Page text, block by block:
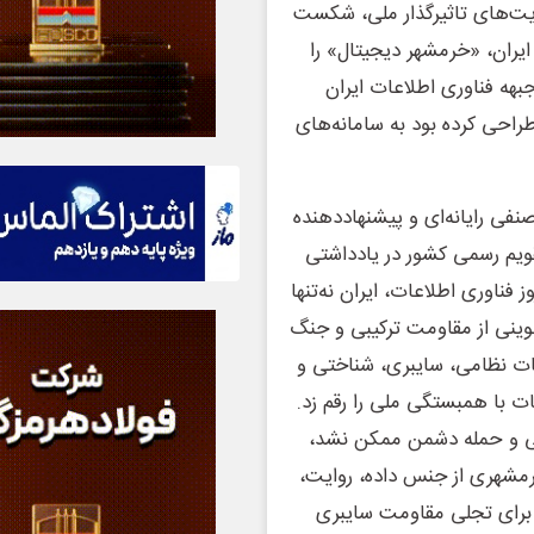
تاثیرگذار ملی، شکست
«خرمشهر دیجیتال» را
فناوری اطلاعات ایران
کرده بود به سامانه‌های
رایانه‌ای و پیشنهاددهنده
رسمی کشور در یادداشتی
و روز فناوری اطلاعات، ایران نه‌تنها
از مقاومت ترکیبی و جنگ
نظامی، سایبری، شناختی و
با همبستگی ملی را رقم زد.
و حمله دشمن ممکن نشد،
از جنس داده، روایت،
تجلی مقاومت سایبری